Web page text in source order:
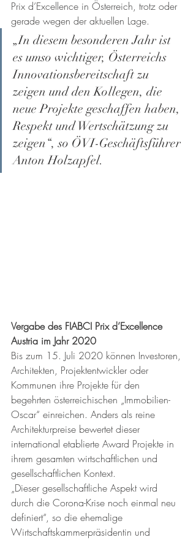
Prix d’Excellence in Österreich, trotz oder
gerade wegen der aktuellen Lage.
„In diesem besonderen Jahr ist
es umso wichtiger, Österreichs
Innovationsbereitschaft zu
zeigen und den Kollegen, die
neue Projekte geschaffen haben,
Respekt und Wertschätzung zu
zeigen“, so ÖVI-Geschäftsführer
Anton Holzapfel.
Vergabe des FIABCI Prix d’Excellence
Austria im Jahr 2020
Bis zum 15. Juli 2020 können Investoren,
Architekten, Projektentwickler oder
Kommunen ihre Projekte für den
begehrten österreichischen „Immobilien-
Oscar“ einreichen. Anders als reine
Architekturpreise bewertet dieser
international etablierte Award Projekte in
ihrem gesamten wirtschaftlichen und
gesellschaftlichen Kontext.
„Dieser gesellschaftliche Aspekt wird
durch die Corona-Krise noch einmal neu
definiert“, so die ehemalige
Wirtschaftskammerpräsidentin und